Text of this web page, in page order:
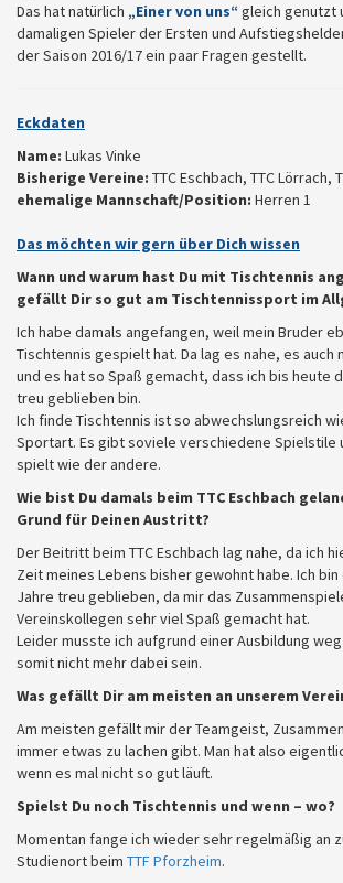
Das hat natürlich „Einer von uns“gleich genutzt
damaligen Spieler der Ersten und
der Saison 2016/17 ein paar Fragen gestellt.
Eckdaten
Name: Lukas Vinke
Bisherige Vereine: TTC Eschbach, TTC Lörrach,
ehemalige Mannschaft/Position: Herren 1
Das möchten wir gern über Dich wissen
Wann und warum hast Du mit Tischtennis
gefällt Dir so gut am Tischtennissport im
Ich habe damals angefangen, weil mein Bruder
Tischtennis gespielt hat. Da lag es nahe, es auch
und es hat so Spaß gemacht, dass ich bis heute
treu geblieben bin.
Ich finde Tischtennis ist so abwechslungsreich
Sportart. Es gibt soviele verschiedene Spielstile
spielt wie der andere.
Wie bist Du damals beim TTC Eschbach
Grund für Deinen Austritt?
Der Beitritt beim TTC Eschbach lag nahe, da ich
Zeit meines Lebens bisher gewohnt habe. Ich
Jahre treu geblieben, da mir das
Vereinskollegen sehr viel Spaß gemacht hat.
Leider musste ich aufgrund einer Ausbildung
somit nicht mehr dabei sein.
Was gefällt Dir am meisten an unserem
Am meisten gefällt mir der Teamgeist,
immer etwas zu lachen gibt. Man hat also
wenn es mal nicht so gut läuft.
Spielst Du noch Tischtennis und wenn – wo?
Momentan fange ich wieder sehr regelmäßig an
Studienort beim TTF Pforzheim.